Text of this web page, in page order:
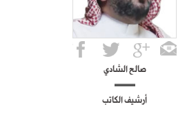
صالح الشادي
أرشيف الكاتب